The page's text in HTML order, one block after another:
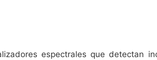
espectrales que detectan